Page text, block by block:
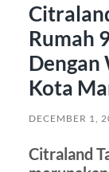
Rumah
Dengan
Kota
DECEMBER 1,
Citraland